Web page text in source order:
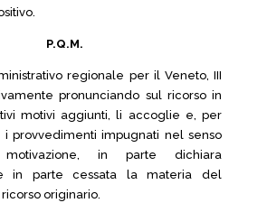
P.Q.M.
regionale per il Veneto, III
pronunciando sul ricorso in
motivi aggiunti, li accoglie e, per
i provvedimenti impugnati nel senso
in parte dichiara
in parte cessata la materia del
originario.